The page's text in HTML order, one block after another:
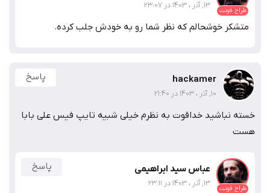
طراح فونت 13, آذر ، 1403 در 23:07
متشکر خوشحالم که نظر شما رو به خودش جلب کرده.
hackamer
10, آذر ، 1403 در 21:40
پاسخ
خسته نباشید خداقوت به نظرم خیلی شبیه تایپ فیس علی بابا
هست
طراح فونت
عباس سید ابراهیمی
13, آذر ، 1403 در 23:11
پاسخ